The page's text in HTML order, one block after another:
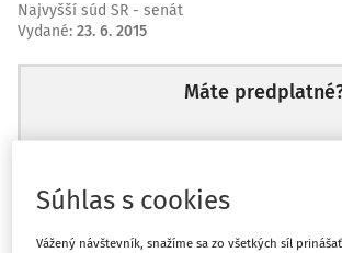
Najvyšší súd SR - senát
Vydané: 23. 6. 2015
Máte
Ups, zatiaľ ste si
začiatok...
Súhlas s cookies
Vážený návštevník, snažíme sa zo všetkých síl